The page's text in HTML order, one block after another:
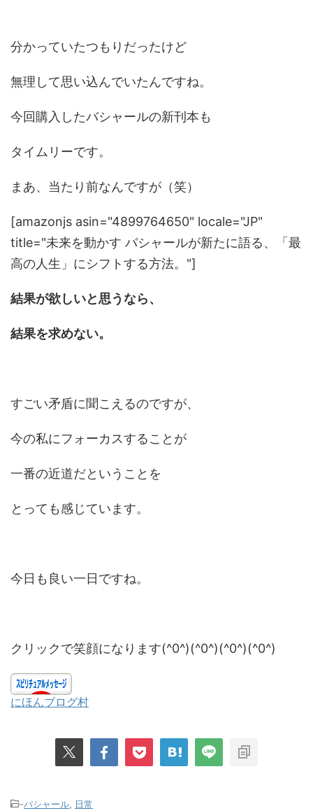
分かっていたつもりだったけど
無理して思い込んでいたんですね。
今回購入したバシャールの新刊本も
タイムリーです。
まあ、当たり前なんですが（笑）
[amazonjs asin="4899764650" locale="JP"
title="未来を動かす バシャールが新たに語る、「最
高の人生」にシフトする方法。"]
結果が欲しいと思うなら、
結果を求めない。
すごい矛盾に聞こえるのですが、
今の私にフォーカスすることが
一番の近道だということを
とっても感じています。
今日も良い一日ですね。
クリックで笑顔になります(^0^)(^0^)(^0^)(^0^)
にほんブログ村
-バシャール, 日常